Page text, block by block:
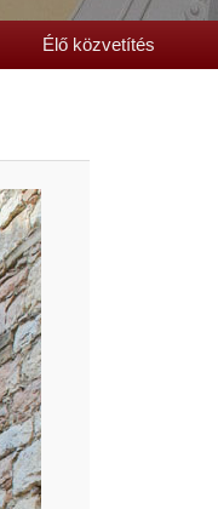
Élő közvetítés